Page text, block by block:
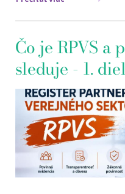
Čo je RPVS a
sleduje - 1.